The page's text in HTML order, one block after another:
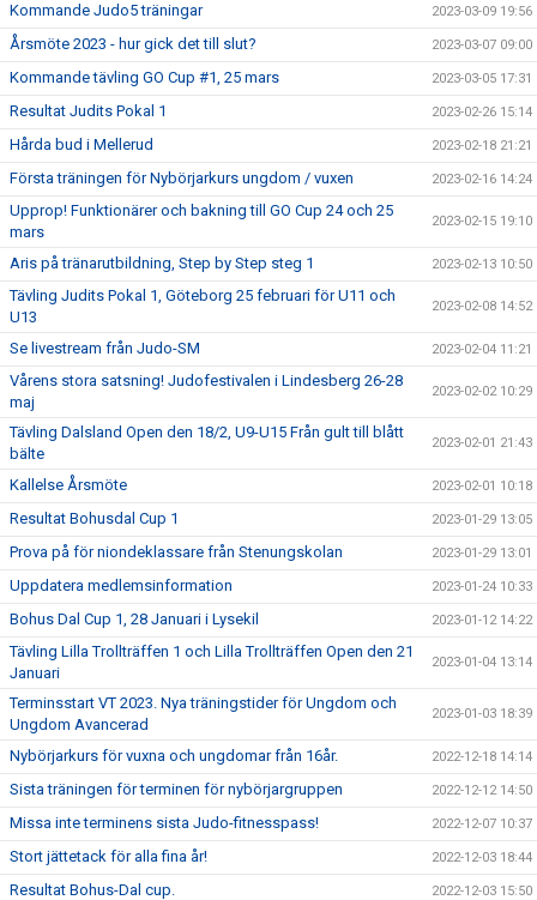
Kommande Judo5 träningar 2023-03-09 19:56
Årsmöte 2023 - hur gick det till slut? 2023-03-07 09:00
Kommande tävling GO Cup #1, 25 mars 2023-03-05 17:31
Resultat Judits Pokal 1 2023-02-26 15:14
Hårda bud i Mellerud 2023-02-18 21:21
Första träningen för Nybörjarkurs ungdom / vuxen 2023-02-16 14:24
Upprop! Funktionärer och bakning till GO Cup 24 och 25
mars
2023-02-15 19:10
Aris på tränarutbildning, Step by Step steg 1 2023-02-13 10:50
Tävling Judits Pokal 1, Göteborg 25 februari för U11 och
U13
2023-02-08 14:52
Se livestream från Judo-SM 2023-02-04 11:21
Vårens stora satsning! Judofestivalen i Lindesberg 26-28
maj
2023-02-02 10:29
Tävling Dalsland Open den 18/2, U9-U15 Från gult till blått
bälte
2023-02-01 21:43
Kallelse Årsmöte 2023-02-01 10:18
Resultat Bohusdal Cup 1 2023-01-29 13:05
Prova på för niondeklassare från Stenungskolan 2023-01-29 13:01
Uppdatera medlemsinformation 2023-01-24 10:33
Bohus Dal Cup 1, 28 Januari i Lysekil 2023-01-12 14:22
Tävling Lilla Trollträffen 1 och Lilla Trollträffen Open den 21
Januari
2023-01-04 13:14
Terminsstart VT 2023. Nya träningstider för Ungdom och
Ungdom Avancerad
2023-01-03 18:39
Nybörjarkurs för vuxna och ungdomar från 16år. 2022-12-18 14:14
Sista träningen för terminen för nybörjargruppen 2022-12-12 14:50
Missa inte terminens sista Judo-fitnesspass! 2022-12-07 10:37
Stort jättetack för alla fina år! 2022-12-03 18:44
Resultat Bohus-Dal cup. 2022-12-03 15:50